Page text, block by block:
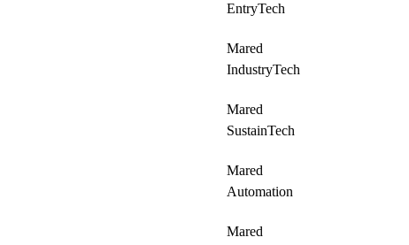
EntryTech
Mared
IndustryTech
Mared
SustainTech
Mared
Automation
Mared